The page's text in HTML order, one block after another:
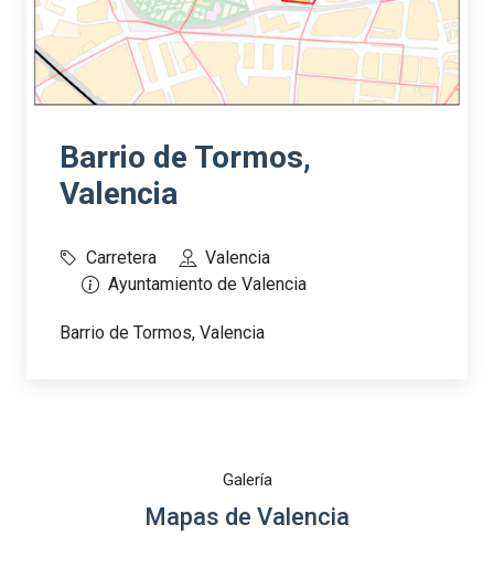
Barrio de Tormos,
Valencia
Carretera
Valencia
Ayuntamiento de Valencia
Barrio de Tormos, Valencia
Galería
Mapas de Valencia